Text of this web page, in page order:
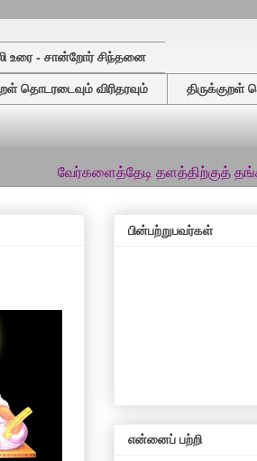
உரை - சான்றோர் சிந்தனை
தொடரடைவும் விரிதரவும் திருக்குறள்
தளத்திற்குத் தங்களை
பின்பற்றுபவர்கள்
என்னைப் பற்றி